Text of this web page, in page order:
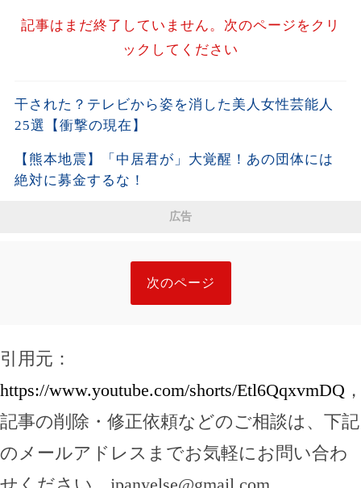
記事はまだ終了していません。次のページをクリ
ックしてください
干された？テレビから姿を消した美人女性芸能人
25選【衝撃の現在】
【熊本地震】「中居君が」大覚醒！あの団体には
絶対に募金するな！
広告
次のページ
引用元：
https://www.youtube.com/shorts/Etl6QqxvmDQ
記事の削除・修正依頼などのご相談は、下記
のメールアドレスまでお気軽にお問い合わ